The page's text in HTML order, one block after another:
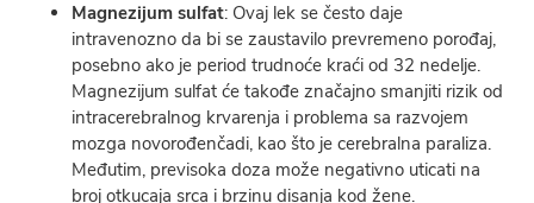
Magnezijum sulfat: Ovaj lek se često daje
intravenozno da bi se zaustavilo prevremeno porođaj,
posebno ako je period trudnoće kraći od 32 nedelje.
Magnezijum sulfat će takođe značajno smanjiti rizik od
intracerebralnog krvarenja i problema sa razvojem
mozga novorođenčadi, kao što je cerebralna paraliza.
Međutim, previsoka doza može negativno uticati na
broj otkucaja srca i brzinu disanja kod žene.